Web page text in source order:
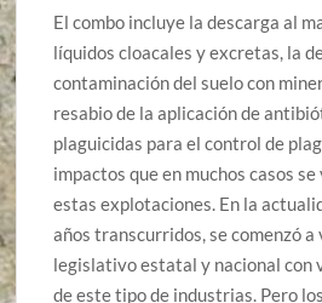
El combo incluye la descarga al
líquidos cloacales y excretas, la
contaminación del suelo con
resabio de la aplicación de
plaguicidas para el control de
impactos que en muchos casos
estas explotaciones. En la
años transcurridos, se comenzó
legislativo estatal y nacional con
de este tipo de industrias. Pero